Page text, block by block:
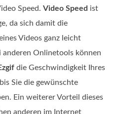
Speed.Video Speed ist
da sich damit die
Videos ganz leicht
anderen Onlinetools können
die Geschwindigkeit Ihres
Sie die gewünschte
Ein weiterer Vorteil dieses
anderen im Internet